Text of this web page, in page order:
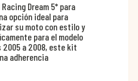
Dream 5* para
opción ideal para
su moto con estilo y
para el modelo
2005 a 2008, este kit
adherencia